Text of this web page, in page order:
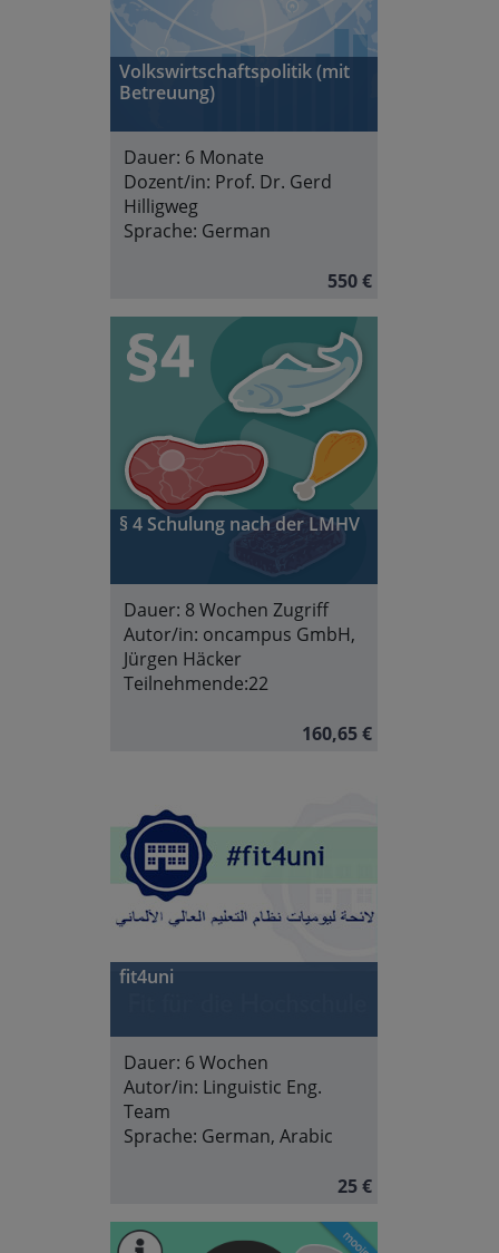
Volkswirtschaftspolitik (mit
Betreuung)
Dauer: 6 Monate
Dozent/in: Prof. Dr. Gerd
Hilligweg
Sprache: German
550 €
§ 4 Schulung nach der LMHV
Dauer: 8 Wochen Zugriff
Autor/in: oncampus GmbH,
Jürgen Häcker
Teilnehmende:22
160,65 €
fit4uni
Dauer: 6 Wochen
Autor/in: Linguistic Eng.
Team
Sprache: German, Arabic
25 €